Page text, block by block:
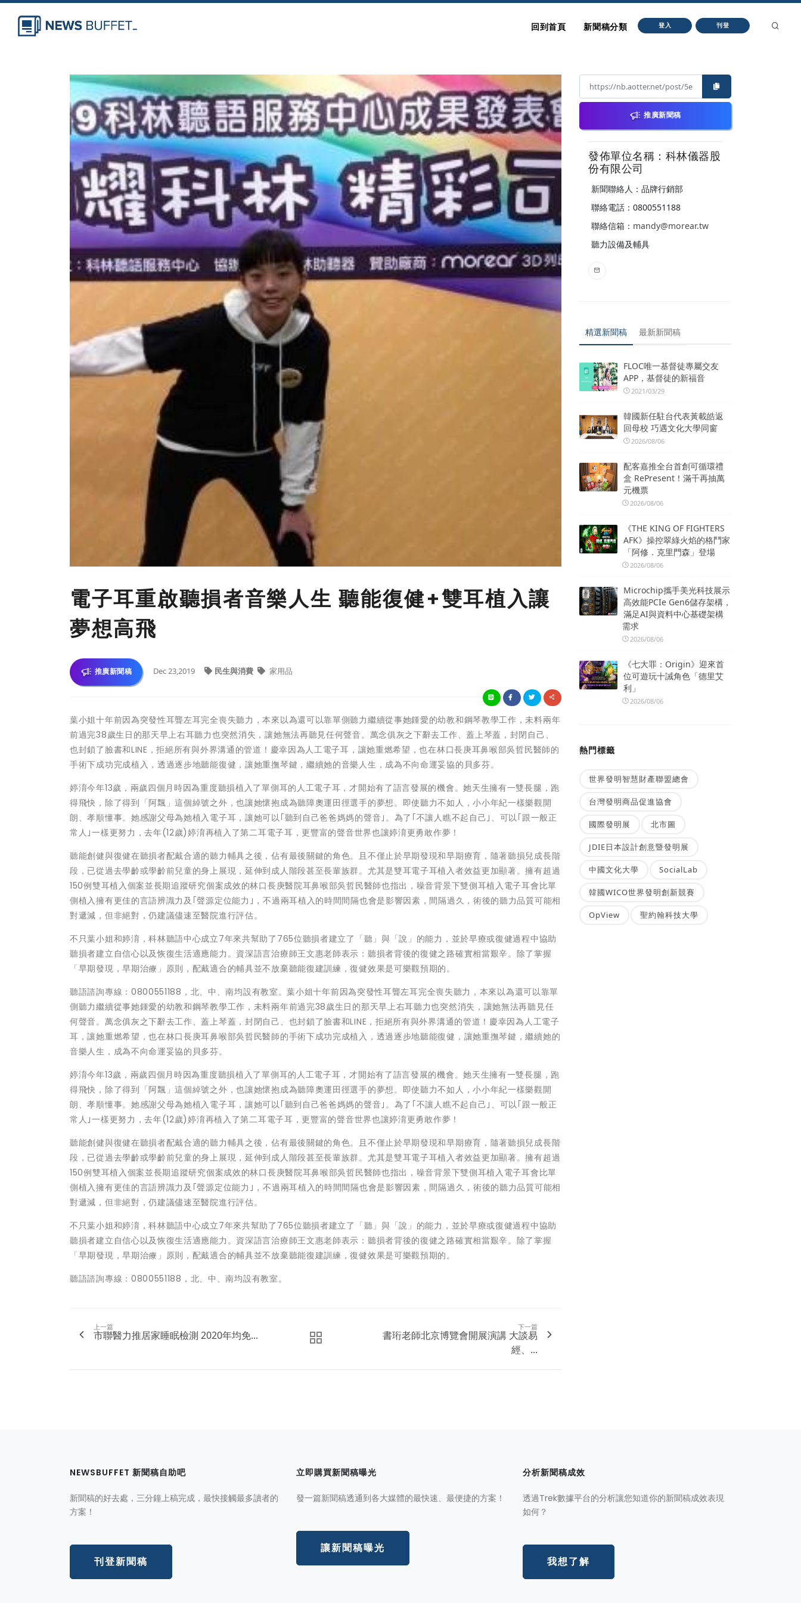
回到首頁 新聞稿分類 登入 刊登
電子耳重啟聽損者音樂人生 聽能復健+雙耳植入讓
夢想高飛
推廣新聞稿 Dec 23,2019 民生與消費 家用品
葉小姐十年前因為突發性耳聾左耳完全喪失聽力，本來以為還可以靠單側聽力繼續從事她鍾愛的幼教和鋼琴教學工作，未料兩年
前過完38歲生日的那天早上右耳聽力也突然消失，讓她無法再聽見任何聲音。萬念俱灰之下辭去工作、蓋上琴蓋，封閉自己、
也封鎖了臉書和LINE，拒絕所有與外界溝通的管道！慶幸因為人工電子耳，讓她重燃希望，也在林口長庚耳鼻喉部吳哲民醫師的
手術下成功完成植入，透過逐步地聽能復健，讓她重撫琴鍵，繼續她的音樂人生，成為不向命運妥協的貝多芬。
婷淯今年13歲，兩歲四個月時因為重度聽損植入了單側耳的人工電子耳，才開始有了語言發展的機會。她天生擁有一雙長腿，跑
得飛快，除了得到「阿飄」這個綽號之外，也讓她懷抱成為聽障奧運田徑選手的夢想。即使聽力不如人，小小年紀一樣樂觀開
朗、孝順懂事。她感謝父母為她植入電子耳，讓她可以｢聽到自己爸爸媽媽的聲音｣。為了｢不讓人瞧不起自己｣、可以｢跟一般正
常人｣一樣更努力，去年(12歲)婷淯再植入了第二耳電子耳，更豐富的聲音世界也讓婷淯更勇敢作夢！
聽能創健與復健在聽損者配戴合適的聽力輔具之後，佔有最後關鍵的角色。且不僅止於早期發現和早期療育，隨著聽損兒成長階
段，已從過去學齡或學齡前兒童的身上展現，延伸到成人階段甚至長輩族群。尤其是雙耳電子耳植入者效益更加顯著。擁有超過
150例雙耳植入個案並長期追蹤研究個案成效的林口長庚醫院耳鼻喉部吳哲民醫師也指出，噪音背景下雙側耳植入電子耳會比單
側植入擁有更佳的言語辨識力及｢聲源定位能力｣，不過兩耳植入的時間間隔也會是影響因素，間隔過久，術後的聽力品質可能相
對遞減，但非絕對，仍建議儘速至醫院進行評估。
不只葉小姐和婷淯，科林聽語中心成立7年來共幫助了765位聽損者建立了「聽」與「說」的能力，並於早療或復健過程中協助
聽損者建立自信心以及恢復生活適應能力。 資深語言治療師王文惠老師表示：聽損者背後的復健之路確實相當艱辛。除了掌握
「早期發現，早期治療」原則，配戴適合的輔具並不放棄聽能復建訓練，復健效果是可樂觀預期的。
聽語諮詢專線：0800551188，北、中、南均設有教室。葉小姐十年前因為突發性耳聾左耳完全喪失聽力，本來以為還可以靠單
側聽力繼續從事她鍾愛的幼教和鋼琴教學工作，未料兩年前過完38歲生日的那天早上右耳聽力也突然消失，讓她無法再聽見任
何聲音。萬念俱灰之下辭去工作、蓋上琴蓋，封閉自己、也封鎖了臉書和LINE，拒絕所有與外界溝通的管道！慶幸因為人工電子
耳，讓她重燃希望，也在林口長庚耳鼻喉部吳哲民醫師的手術下成功完成植入，透過逐步地聽能復健，讓她重撫琴鍵，繼續她的
音樂人生，成為不向命運妥協的貝多芬。
婷淯今年13歲，兩歲四個月時因為重度聽損植入了單側耳的人工電子耳，才開始有了語言發展的機會。她天生擁有一雙長腿，跑
得飛快，除了得到「阿飄」這個綽號之外，也讓她懷抱成為聽障奧運田徑選手的夢想。即使聽力不如人，小小年紀一樣樂觀開
朗、孝順懂事。她感謝父母為她植入電子耳，讓她可以｢聽到自己爸爸媽媽的聲音｣。為了｢不讓人瞧不起自己｣、可以｢跟一般正
常人｣一樣更努力，去年(12歲)婷淯再植入了第二耳電子耳，更豐富的聲音世界也讓婷淯更勇敢作夢！
聽能創健與復健在聽損者配戴合適的聽力輔具之後，佔有最後關鍵的角色。且不僅止於早期發現和早期療育，隨著聽損兒成長階
段，已從過去學齡或學齡前兒童的身上展現，延伸到成人階段甚至長輩族群。尤其是雙耳電子耳植入者效益更加顯著。擁有超過
150例雙耳植入個案並長期追蹤研究個案成效的林口長庚醫院耳鼻喉部吳哲民醫師也指出，噪音背景下雙側耳植入電子耳會比單
側植入擁有更佳的言語辨識力及｢聲源定位能力｣，不過兩耳植入的時間間隔也會是影響因素，間隔過久，術後的聽力品質可能相
對遞減，但非絕對，仍建議儘速至醫院進行評估。
不只葉小姐和婷淯，科林聽語中心成立7年來共幫助了765位聽損者建立了「聽」與「說」的能力，並於早療或復健過程中協助
聽損者建立自信心以及恢復生活適應能力。 資深語言治療師王文惠老師表示：聽損者背後的復健之路確實相當艱辛。除了掌握
「早期發現，早期治療」原則，配戴適合的輔具並不放棄聽能復建訓練，復健效果是可樂觀預期的。
聽語諮詢專線：0800551188，北、中、南均設有教室。
上一篇
市聯醫力推居家睡眠檢測 2020年均免...
下一篇
書珩老師北京博覽會開展演講 大談易
經、...
推廣新聞稿
發佈單位名稱：科林儀器股
份有限公司
新聞聯絡人：品牌行銷部
聯絡電話：0800551188
聯絡信箱： mandy@morear.tw
聽力設備及輔具
精選新聞稿 最新新聞稿
FLOC唯一基督徒專屬交友
APP，基督徒的新福音
2021/03/29
韓國新任駐台代表黃載皓返
回母校 巧遇文化大學同窗
2026/08/06
配客嘉推全台首創可循環禮
盒 RePresent！滿千再抽萬
元機票
2026/08/06
《THE KING OF FIGHTERS
AFK》操控翠綠火焰的格鬥家
「阿修．克里門森」登場
2026/08/06
Microchip攜手美光科技展示
高效能PCIe Gen6儲存架構，
滿足AI與資料中心基礎架構
需求
2026/08/06
《七大罪：Origin》迎來首
位可遊玩十誡角色「德里艾
利」
2026/08/06
熱門標籤
世界發明智慧財產聯盟總會
台灣發明商品促進協會
國際發明展 北市圖
JDIE日本設計創意暨發明展
中國文化大學 SocialLab
韓國WICO世界發明創新競賽
OpView 聖約翰科技大學
NEWSBUFFET 新聞稿自助吧
新聞稿的好去處，三分鐘上稿完成，最快接觸最多讀者的
方案！
刊登新聞稿
立即購買新聞稿曝光
發一篇新聞稿透通到各大媒體的最快速、最便捷的方案！
讓新聞稿曝光
分析新聞稿成效
透過Trek數據平台的分析讓您知道你的新聞稿成效表現
如何？
我想了解